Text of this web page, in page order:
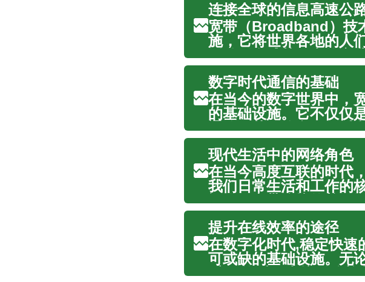
连接全球的信息高速公
宽带（Broadband）技
施，它将世界各地的人
活动到全球范围内的商
着数字时代的进步。理
的影响，有...
数字时代通信的基础
在当今的数字世界中，
的基础设施。它不仅仅
通信、获取信息、娱乐
连接能够支持从简单的
和复杂的云计算应用...
现代生活中的网络角色
在当今高度互联的时代
我们日常生活和工作的
运作，宽带连接的普及
济发展、促进信息共享
解网络在现代社会中...
提升在线效率的途径
在数字化时代,稳定快速
可或缺的基础设施。无
乐,网络质量直接影响着